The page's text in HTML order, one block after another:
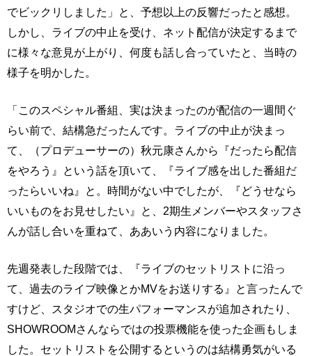
でビックリしました」と、予想以上の反響だったと感想。
しかし、ライブの中止を受け、ネット配信が決定するまで
に様々な意見が上がり、何度も話し合っていたと、当時の
様子を明かした。
「このスペシャル番組、実は決まったのが配信の一週間ぐ
らい前で、結構急だったんです。ライブの中止が決まっ
て、（プロデューサーの）秋元康さんから『だったら配信
をやろう』という話を頂いて、『ライブ感を出した番組だ
ったらいいね』と。時間がない中でしたが、『どうせなら
いいものをお見せしたい』と、2期生メンバーやスタッフさ
んが話し合いを重ねて、ああいう内容になりました。
先週発表した段階では、『ライブのセットリストに沿っ
て、過去のライブ映像とかMVをお送りする』と言ったんで
すけど、スタジオでの生パフォーマンスが追加されたり、
SHOWROOMさんならではの投票機能を使った企画もしま
した。セットリストを公開するというのは結構勇気がいる